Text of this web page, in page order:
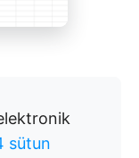
sütun